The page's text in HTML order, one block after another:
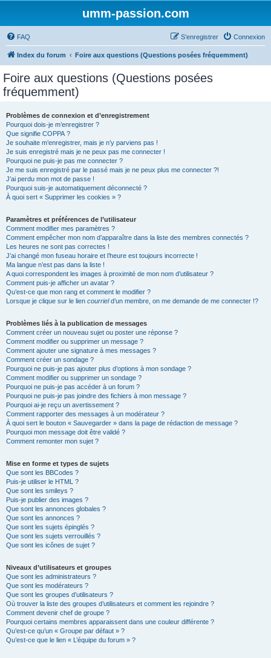
umm-passion.com
FAQ Connexion
S’enregistrer
Index du forum Foire aux questions (Questions posées fréquemment)
Foire aux questions (Questions posées
fréquemment)
Problèmes de connexion et d’enregistrement
Pourquoi dois-je m’enregistrer ?
Que signifie COPPA ?
Je souhaite m’enregistrer, mais je n’y parviens pas !
Je suis enregistré mais je ne peux pas me connecter !
Pourquoi ne puis-je pas me connecter ?
Je me suis enregistré par le passé mais je ne peux plus me connecter ?!
J’ai perdu mon mot de passe !
Pourquoi suis-je automatiquement déconnecté ?
À quoi sert « Supprimer les cookies » ?
Paramètres et préférences de l’utilisateur
Comment modifier mes paramètres ?
Comment empêcher mon nom d’apparaître dans la liste des membres connectés ?
Les heures ne sont pas correctes !
J’ai changé mon fuseau horaire et l’heure est toujours incorrecte !
Ma langue n’est pas dans la liste !
A quoi correspondent les images à proximité de mon nom d’utilisateur ?
Comment puis-je afficher un avatar ?
Qu’est-ce que mon rang et comment le modifier ?
Lorsque je clique sur le lien courrield’un membre, on me demande de me connecter !?
Problèmes liés à la publication de messages
Comment créer un nouveau sujet ou poster une réponse ?
Comment modifier ou supprimer un message ?
Comment ajouter une signature à mes messages ?
Comment créer un sondage ?
Pourquoi ne puis-je pas ajouter plus d’options à mon sondage ?
Comment modifier ou supprimer un sondage ?
Pourquoi ne puis-je pas accéder à un forum ?
Pourquoi ne puis-je pas joindre des fichiers à mon message ?
Pourquoi ai-je reçu un avertissement ?
Comment rapporter des messages à un modérateur ?
À quoi sert le bouton « Sauvegarder » dans la page de rédaction de message ?
Pourquoi mon message doit être validé ?
Comment remonter mon sujet ?
Mise en forme et types de sujets
Que sont les BBCodes ?
Puis-je utiliser le HTML ?
Que sont les smileys ?
Puis-je publier des images ?
Que sont les annonces globales ?
Que sont les annonces ?
Que sont les sujets épinglés ?
Que sont les sujets verrouillés ?
Que sont les icônes de sujet ?
Niveaux d’utilisateurs et groupes
Que sont les administrateurs ?
Que sont les modérateurs ?
Que sont les groupes d’utilisateurs ?
Où trouver la liste des groupes d’utilisateurs et comment les rejoindre ?
Comment devenir chef de groupe ?
Pourquoi certains membres apparaissent dans une couleur différente ?
Qu’est-ce qu’un « Groupe par défaut » ?
Qu’est-ce que le lien « L’équipe du forum » ?